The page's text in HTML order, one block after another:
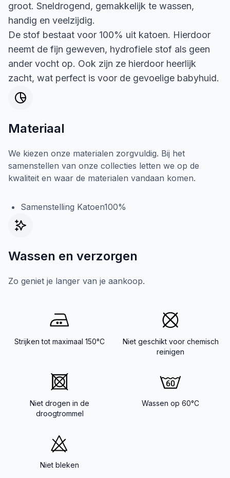
groot. Sneldrogend, gemakkelijk te wassen,
handig en veelzijdig.
De stof bestaat voor 100% uit katoen. Hierdoor
neemt de fijn geweven, hydrofiele stof als geen
ander vocht op. Ook zijn ze hierdoor heerlijk
zacht, wat perfect is voor de gevoelige babyhuid.
Materiaal
We kiezen onze materialen zorgvuldig. Bij het
samenstellen van onze collecties letten we op de
kwaliteit en waar de materialen vandaan komen.
Samenstelling Katoen100%
Wassen en verzorgen
Zo geniet je langer van je aankoop.
Strijken tot maximaal 150°C
Niet geschikt voor chemisch
reinigen
Niet drogen in de
droogtrommel
Wassen op 60°C
Niet bleken